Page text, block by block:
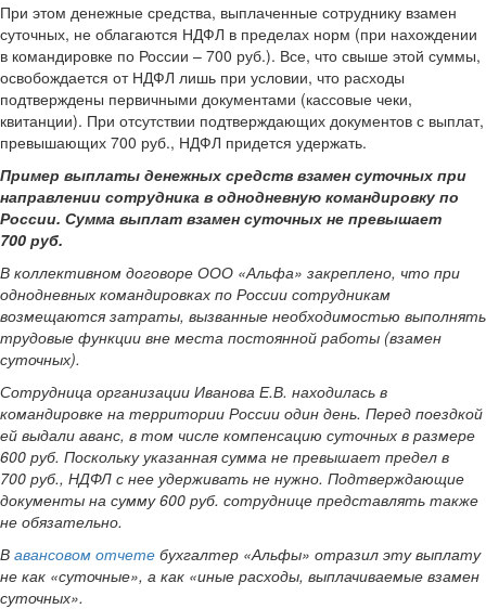
При этом денежные средства, выплаченные сотруднику взамен
суточных, не облагаются НДФЛ в пределах норм (при нахождении
в командировке по России – 700 руб.). Все, что свыше этой суммы,
освобождается от НДФЛ лишь при условии, что расходы
подтверждены первичными документами (кассовые чеки,
квитанции). При отсутствии подтверждающих документов с выплат,
превышающих 700 руб., НДФЛ придется удержать.
Пример выплаты денежных средств взамен суточных при
направлении сотрудника в однодневную командировку по
России. Сумма выплат взамен суточных не превышает
700 руб.
В коллективном договоре ООО «Альфа» закреплено, что при
однодневных командировках по России сотрудникам
возмещаются затраты, вызванные необходимостью выполнять
трудовые функции вне места постоянной работы (взамен
суточных).
Сотрудница организации Иванова Е.В. находилась в
командировке на территории России один день. Перед поездкой
ей выдали аванс, в том числе компенсацию суточных в размере
600 руб. Поскольку указанная сумма не превышает предел в
700 руб., НДФЛ с нее удерживать не нужно. Подтверждающие
документы на сумму 600 руб. сотруднице представлять также
не обязательно.
В авансовом отчете бухгалтер «Альфы» отразил эту выплату
не как «суточные», а как «иные расходы, выплачиваемые взамен
суточных».